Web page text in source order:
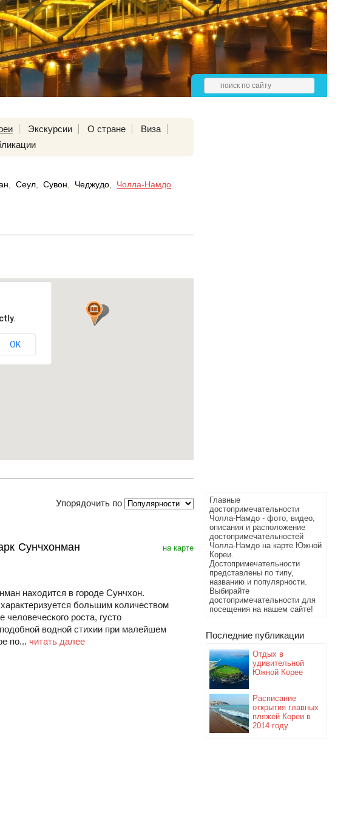
Главные
достопримечательности
Чолла-Намдо - фото, видео,
описания и расположение
достопримечательностей
Чолла-Намдо на карте Южной
Кореи.
Достопримечательности
представлены по типу,
названию и популярности.
Выбирайте
достопримечательности для
посещения на нашем сайте!
Последние публикации
Отдых в
удивительной
Южной Корее
Расписание
открытия главных
пляжей Кореи в
2014 году
Экскурсии О стране
Виза
Сеул Сувон Чеджудо Чолла-Намдо
OK
Упорядочить по
на карте
Сунчхонман
находится в городе Сунчхон.
большим количеством
роста, густо
водной стихии при малейшем
по... читать далее